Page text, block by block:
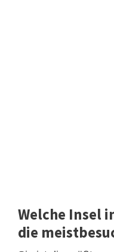
Welche Insel
die